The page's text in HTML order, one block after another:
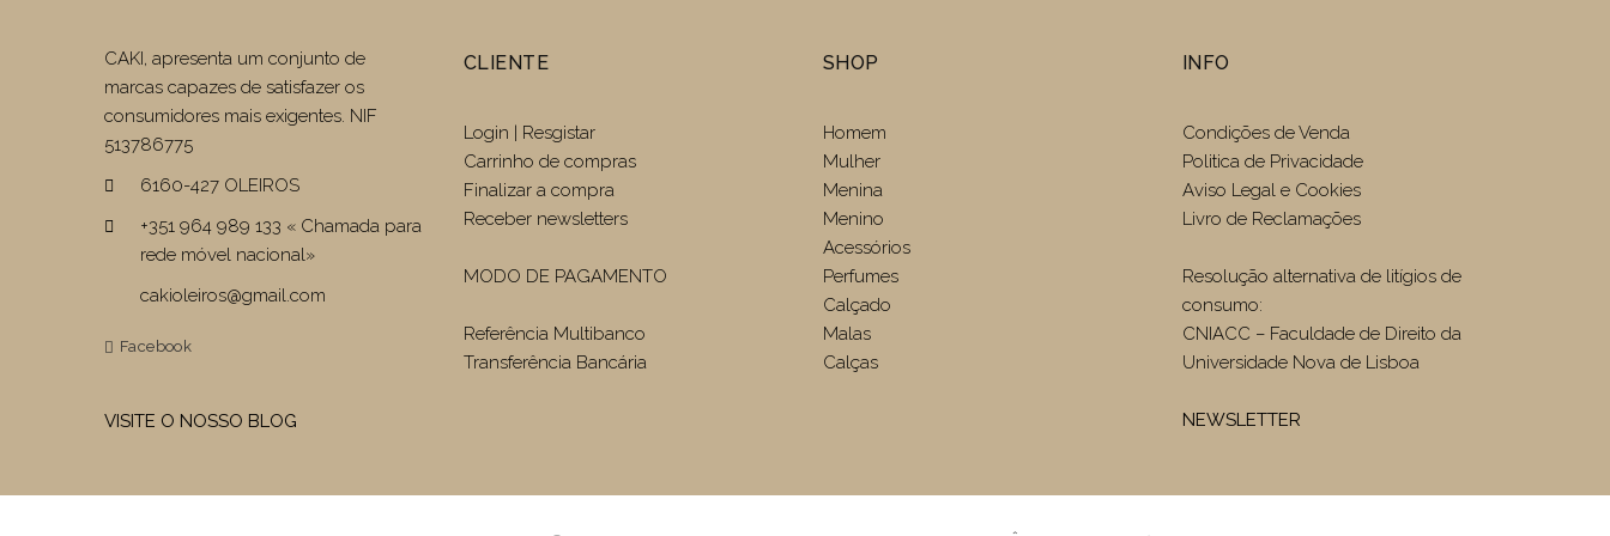
CAKI, apresenta um conjunto de
marcas capazes de satisfazer os
consumidores mais exigentes. NIF
513786775
6160-427 OLEIROS
+351 964 989 133 « Chamada para
rede móvel nacional»
cakioleiros@gmail.com
Facebook
VISITE O NOSSO BLOG
CLIENTE
Login | Resgistar
Carrinho de compras
Finalizar a compra
Receber newsletters
MODO DE PAGAMENTO
Referência Multibanco
Transferência Bancária
SHOP
Homem
Mulher
Menina
Menino
Acessórios
Perfumes
Calçado
Malas
Calças
INFO
Condições de Venda
Politica de Privacidade
Aviso Legal e Cookies
Livro de Reclamações
Resolução alternativa de litígios de
consumo:
CNIACC – Faculdade de Direito da
Universidade Nova de Lisboa
NEWSLETTER